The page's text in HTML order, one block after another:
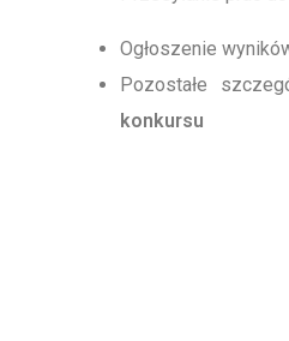
Ogłoszenie
Pozostałe
konkursu